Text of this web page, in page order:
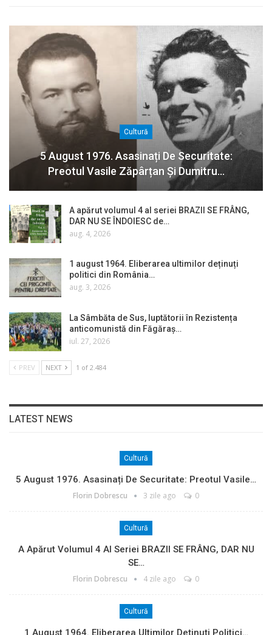
Cultură
5 August 1976. Asasinați De Securitate:
Preotul Vasile Zăpârțan Și Dumitru…
A apărut volumul 4 al seriei BRAZII SE FRÂNG,
DAR NU SE ÎNDOIESC de…
aug. 4, 2026
1 august 1964. Eliberarea ultimilor deținuți
politici din România…
aug. 3, 2026
La Sâmbăta de Sus, luptătorii în Rezistența
anticomunistă din Făgăraș…
iul. 27, 2026
PREV NEXT 1 of 2.484
LATEST NEWS
Cultură
5 August 1976. Asasinați De Securitate: Preotul Vasile…
Florin Dobrescu 3 zile ago 0
Cultură
A Apărut Volumul 4 Al Seriei BRAZII SE FRÂNG, DAR NU
SE…
Florin Dobrescu 4 zile ago 0
Cultură
1 August 1964. Eliberarea Ultimilor Deținuți Politici…